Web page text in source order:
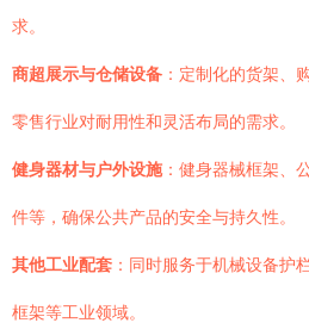
求。
商超展示与仓储设备 ：定制化的货架、
零售行业对耐用性和灵活布局的需求。
健身器材与户外设施：健身器械框架、
件等，确保公共产品的安全与持久性。
其他工业配套 ：同时服务于机械设备护
框架等工业领域。